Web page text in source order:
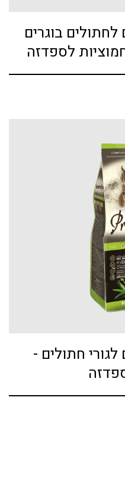
בוגרים
לספדזה
חתולים -